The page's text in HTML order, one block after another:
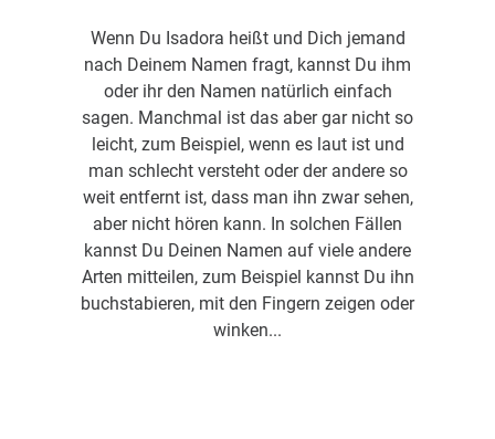
Wenn Du Isadora heißt und Dich jemand
nach Deinem Namen fragt, kannst Du ihm
oder ihr den Namen natürlich einfach
sagen. Manchmal ist das aber gar nicht so
leicht, zum Beispiel, wenn es laut ist und
man schlecht versteht oder der andere so
weit entfernt ist, dass man ihn zwar sehen,
aber nicht hören kann. In solchen Fällen
kannst Du Deinen Namen auf viele andere
Arten mitteilen, zum Beispiel kannst Du ihn
buchstabieren, mit den Fingern zeigen oder
winken...